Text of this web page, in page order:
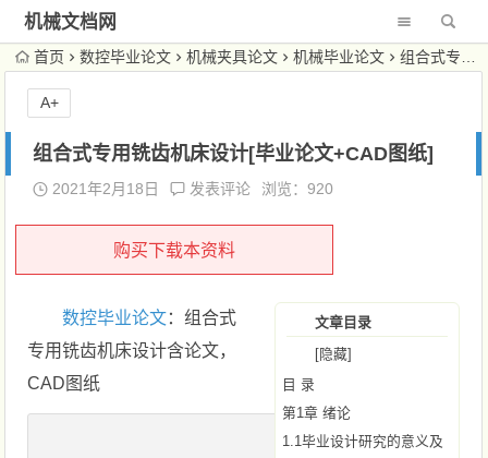
机械文档网
首页 数控毕业论文 机械夹具论文 机械毕业论文 组合式专用铣齿机床设计[毕业论文+CAD图纸]
组合式专用铣齿机床设计[毕业论文+CAD图纸]
2021年2月18日 发表评论 浏览：920
购买下载本资料
文章目录
[隐藏]
目 录
第1章 绪论
1.1毕业设计研究的意义及
数控毕业论文：组合式
专用铣齿机床设计含论文，
CAD图纸
A+